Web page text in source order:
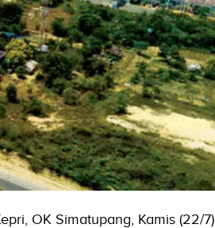
OK Simatupang, Kamis (22/7)